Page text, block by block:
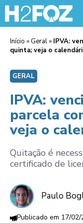
Início » Geral » IPVA:
quinta; veja o
GERAL
IPVA:
parcela
veja o
Quitação é
certificado de
Paulo
17/02/